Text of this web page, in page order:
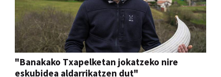
"Banakako Txapelketan jokatzeko nire
eskubidea aldarrikatzen dut"